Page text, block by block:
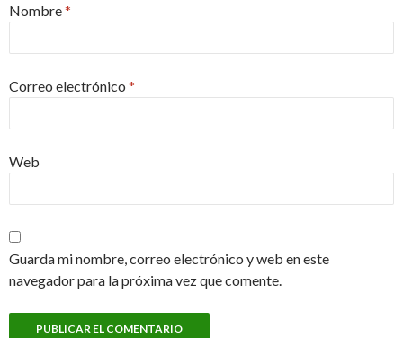
Nombre*
Correo electrónico *
Web
Guarda mi nombre, correo electrónico y web en este
navegador para la próxima vez que comente.